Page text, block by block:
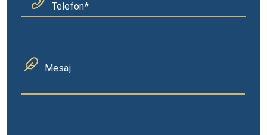
Telefon
Mesaj